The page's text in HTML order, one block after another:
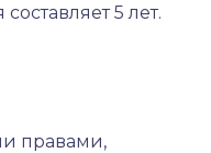
5 лет.
правами,